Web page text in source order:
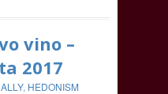
vino –
2017
, HEDONISM